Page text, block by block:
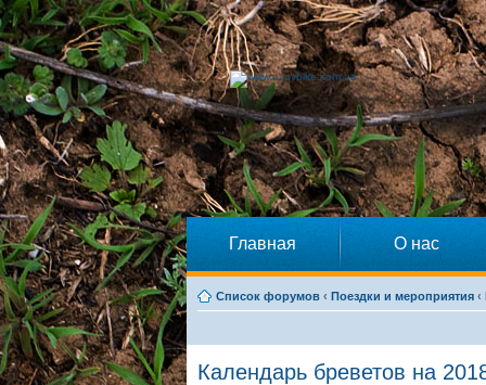
Главная О нас
Список форумов ‹ Поездки и мероприятия ‹
Календарь бреветов на